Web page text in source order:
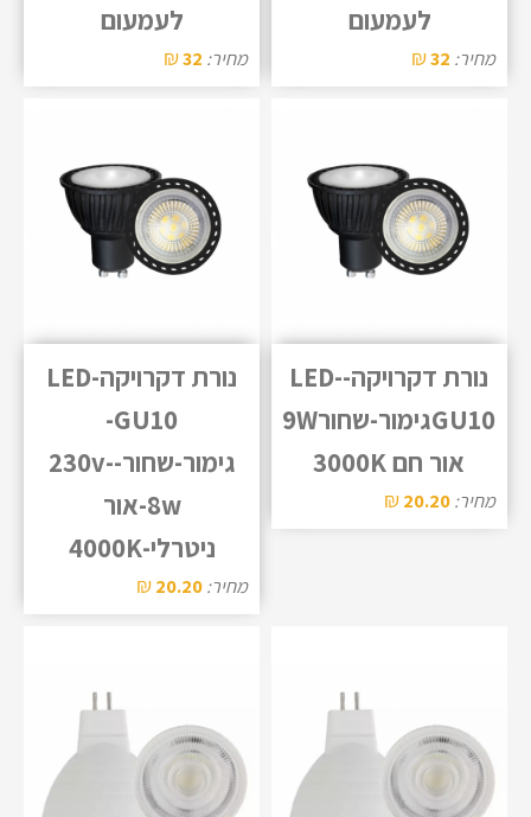
לעמעום
מחיר: 32
₪
לעמעום
מחיר: 32
₪
נורת דקרויקה-LED-
GU10גימור-שחור9W
אור חם 3000K
מחיר:20.20
₪
נורת דקרויקהLED-
GU10-
גימור-שחור-230v-
8w-אור
ניטרלי-4000K
מחיר:20.20
₪